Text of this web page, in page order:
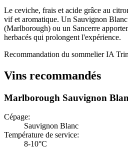
Le ceviche, frais et acide grâce au
vif et aromatique. Un Sauvignon
(Marlborough) ou un Sancerre
herbacés qui prolongent l'expérience.
Recommandation du sommelier IA
Vins recommandés
Marlborough Sauvignon
Cépage:
Sauvignon Blanc
Température de service:
8-10°C